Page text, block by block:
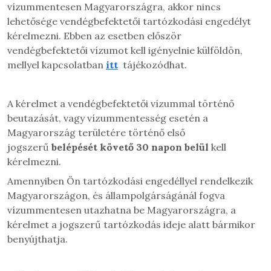
vízummentesen Magyarországra, akkor nincs
lehetősége vendégbefektetői tartózkodási engedélyt
kérelmezni. Ebben az esetben először
vendégbefektetői vízumot kell igényelnie külföldön,
mellyel kapcsolatban itt tájékozódhat.
A kérelmet a vendégbefektetői vízummal történő
beutazását, vagy vízummentesség esetén a
Magyarország területére történő első
jogszerű belépését követő 30 napon belül kell
kérelmezni.
Amennyiben Ön tartózkodási engedéllyel rendelkezik
Magyarországon, és állampolgárságánál fogva
vízummentesen utazhatna be Magyarországra, a
kérelmet a jogszerű tartózkodás ideje alatt bármikor
benyújthatja.